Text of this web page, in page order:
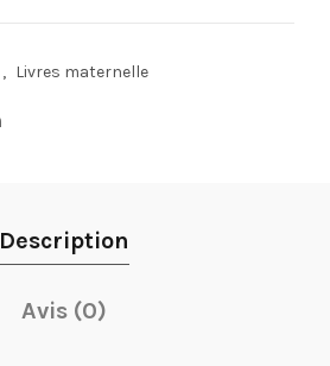
, Livres maternelle
Description
Avis (0)